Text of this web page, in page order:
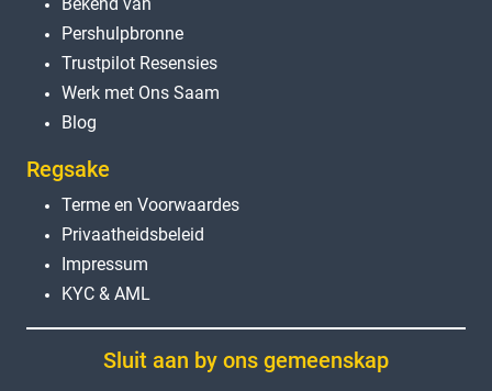
Pershulpbronne
Trustpilot Resensies
Werk met Ons Saam
Blog
Regsake
Terme en Voorwaardes
Privaatheidsbeleid
Impressum
KYC & AML
Sluit aan by ons gemeenskap